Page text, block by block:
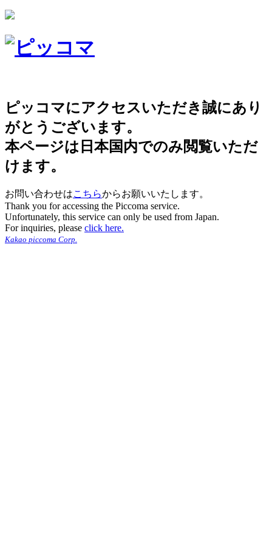
ピッコマにアクセスいただき誠にあり
がとうございます。
本ページは日本国内でのみ閲覧いただ
けます。
お問い合わせはこちらからお願いいたします。
Thank you for accessing the Piccoma service.
Unfortunately, this service can only be used from Japan.
For inquiries, please click here.
Kakao piccoma Corp.